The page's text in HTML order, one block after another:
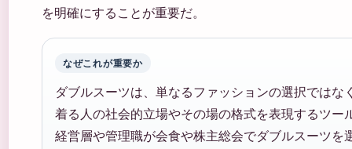
を明確にすることが重要だ。
なぜこれが重要か
ダブルスーツは、単なるファッションの選択ではな
着る人の社会的立場やその場の格式を表現するツー
経営層や管理職が会食や株主総会でダブルスーツを